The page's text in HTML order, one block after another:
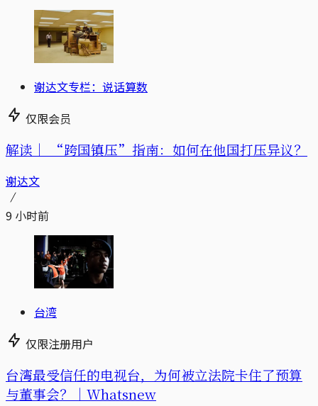
谢达文专栏：说话算数
仅限会员
解读｜ “跨国镇压”指南：如何在他国打压异议？
谢达文
9 小时前
台湾
仅限注册用户
台湾最受信任的电视台，为何被立法院卡住了预算
与董事会？｜Whatsnew